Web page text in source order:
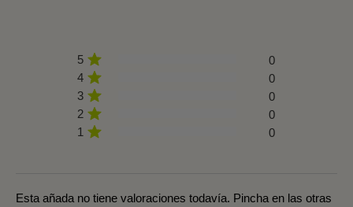
5
0
4
0
3
0
2
0
1
0
Esta añada no tiene valoraciones todavía. Pincha en las otras